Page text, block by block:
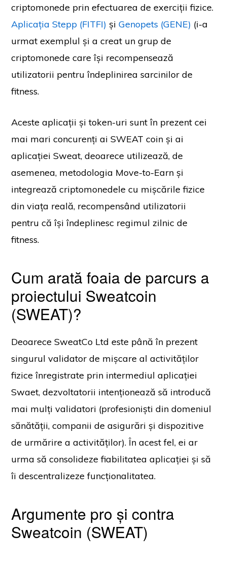
criptomonede prin efectuarea de exerciții fizice.
Aplicația Stepp (FITFI) șiGenopets (GENE) (i-a
urmat exemplul și a creat un grup de
criptomonede care își recompensează
utilizatorii pentru îndeplinirea sarcinilor de
fitness.
Aceste aplicații și token-uri sunt în prezent cei
mai mari concurenți ai SWEAT coin și ai
aplicației Sweat, deoarece utilizează, de
asemenea, metodologia Move-to-Earn și
integrează criptomonedele cu mișcările fizice
din viața reală, recompensând utilizatorii
pentru că își îndeplinesc regimul zilnic de
fitness.
Cum arată foaia de parcurs a
proiectului Sweatcoin
(SWEAT)?
Deoarece SweatCo Ltd este până în prezent
singurul validator de mișcare al activităților
fizice înregistrate prin intermediul aplicației
Swaet, dezvoltatorii intenționează să introducă
mai mulți validatori (profesioniști din domeniul
sănătății, companii de asigurări și dispozitive
de urmărire a activităților). În acest fel, ei ar
urma să consolideze fiabilitatea aplicației și să
îi descentralizeze funcționalitatea.
Argumente pro și contra
Sweatcoin (SWEAT)